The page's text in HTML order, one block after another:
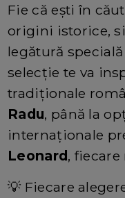
Fie că ești în
origini istorice,
legătură
selecție te va
tradiționale
Radu, până la
internaționale
Leonard,
💡 Fiecare